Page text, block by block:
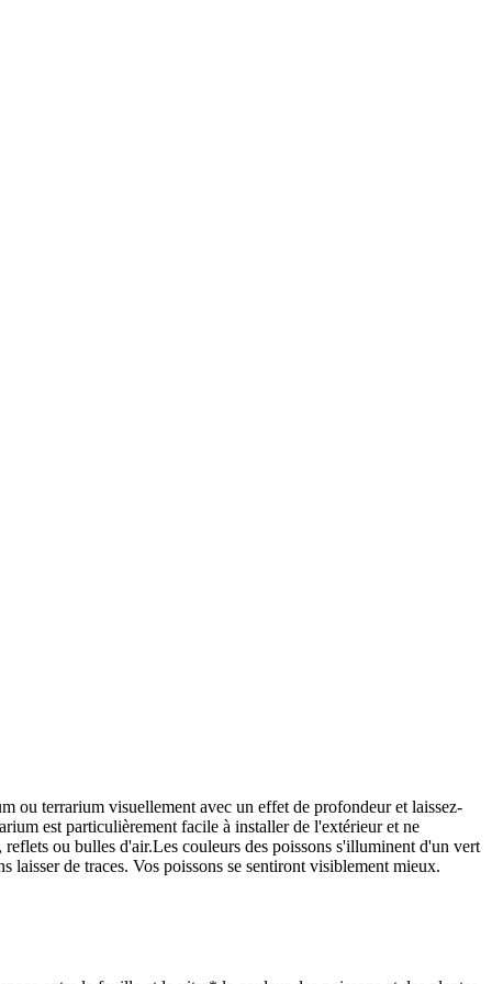
ou terrarium visuellement avec un effet de profondeur et laissez-
est particulièrement facile à installer de l'extérieur et ne
ou bulles d'air.Les couleurs des poissons s'illuminent d'un vert
laisser de traces. Vos poissons se sentiront visiblement mieux.